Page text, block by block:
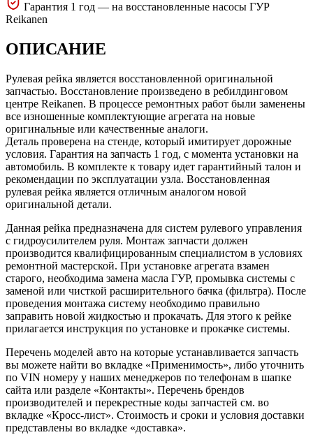
Гарантия 1 год — на восстановленные насосы ГУР
Reikanen
ОПИСАНИЕ
Рулевая рейка является восстановленной оригинальной
запчастью. Восстановление произведено в ребилдинговом
центре Reikanen. В процессе ремонтных работ были заменены
все изношенные комплектующие агрегата на новые
оригинальные или качественные аналоги.
Деталь проверена на стенде, который имитирует дорожные
условия. Гарантия на запчасть 1 год, с момента установки на
автомобиль. В комплекте к товару идет гарантийный талон и
рекомендации по эксплуатации узла. Восстановленная
рулевая рейка является отличным аналогом новой
оригинальной детали.
Данная рейка предназначена для систем рулевого управления
с гидроусилителем руля. Монтаж запчасти должен
производится квалифицированным специалистом в условиях
ремонтной мастерской. При установке агрегата взамен
старого, необходима замена масла ГУР, промывка системы с
заменой или чисткой расширительного бачка (фильтра). После
проведения монтажа систему необходимо правильно
заправить новой жидкостью и прокачать. Для этого к рейке
прилагается инструкция по установке и прокачке системы.
Перечень моделей авто на которые устанавливается запчасть
вы можете найти во вкладке «Применимость», либо уточнить
по VIN номеру у наших менеджеров по телефонам в шапке
сайта или разделе «Контакты». Перечень брендов
производителей и перекрестные коды запчастей см. во
вкладке «Кросс-лист». Стоимость и сроки и условия доставки
представлены во вкладке «доставка».